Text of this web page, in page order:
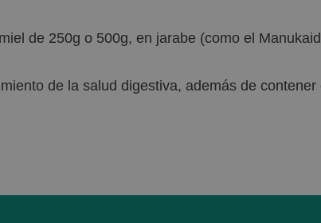
de 250g o 500g, en jarabe (como el
de la salud digestiva, además de contener